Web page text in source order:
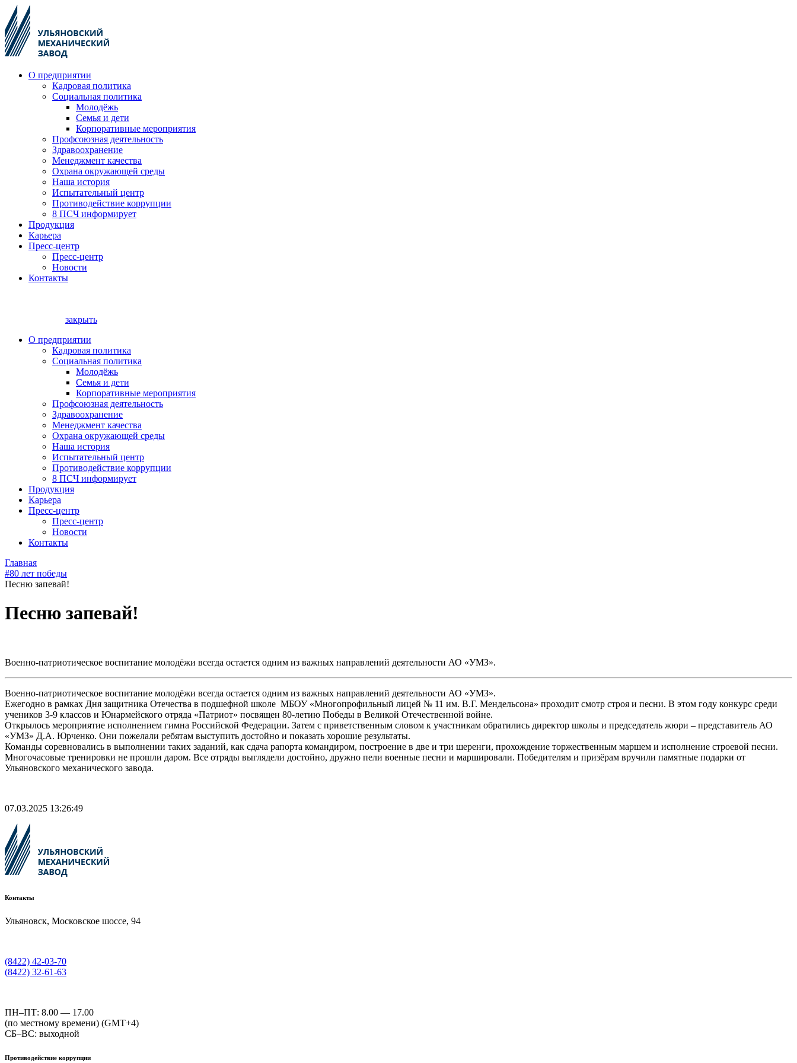
О предприятии
Кадровая политика
Социальная политика
Молодёжь
Семья и дети
Корпоративные мероприятия
Профсоюзная деятельность
Здравоохранение
Менеджмент качества
Охрана окружающей среды
Наша история
Испытательный центр
Противодействие коррупции
8 ПСЧ информирует
Продукция
Карьера
Пресс-центр
Пресс-центр
Новости
Контакты
закрыть
О предприятии
Кадровая политика
Социальная политика
Молодёжь
Семья и дети
Корпоративные мероприятия
Профсоюзная деятельность
Здравоохранение
Менеджмент качества
Охрана окружающей среды
Наша история
Испытательный центр
Противодействие коррупции
8 ПСЧ информирует
Продукция
Карьера
Пресс-центр
Пресс-центр
Новости
Контакты
Главная
#80 лет победы
Песню запевай!
Песню запевай!
Военно-патриотическое воспитание молодёжи всегда остается одним из важных направлений деятельности АО «УМЗ».
Военно-патриотическое воспитание молодёжи всегда остается одним из важных направлений деятельности АО «УМЗ».
Ежегодно в рамках Дня защитника Отечества в подшефной школе МБОУ «Многопрофильный лицей № 11 им. В.Г. Мендельсона» проходит смотр строя и песни. В этом году конкурс среди
учеников 3-9 классов и Юнармейского отряда «Патриот» посвящен 80-летию Победы в Великой Отечественной войне.
Открылось мероприятие исполнением гимна Российской Федерации. Затем с приветственным словом к участникам обратились директор школы и председатель жюри – представитель АО
«УМЗ» Д.А. Юрченко. Они пожелали ребятам выступить достойно и показать хорошие результаты.
Команды соревновались в выполнении таких заданий, как сдача рапорта командиром, построение в две и три шеренги, прохождение торжественным маршем и исполнение строевой песни.
Многочасовые тренировки не прошли даром. Все отряды выглядели достойно, дружно пели военные песни и маршировали. Победителям и призёрам вручили памятные подарки от
Ульяновского механического завода.
07.03.2025 13:26:49
Контакты
Ульяновск, Московское шоссе, 94
(8422) 42-03-70
(8422) 32-61-63
ПН–ПТ: 8.00 — 17.00
(по местному времени) (GMT+4)
СБ–ВС: выходной
Противодействие коррупции